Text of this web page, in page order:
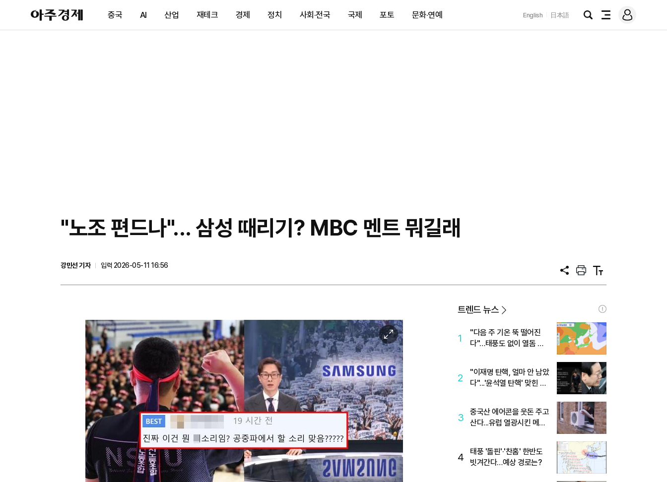
아
주
제
중국 AI 산업 재테크 경제 정치 사회·전국 국제 포토 문화·연예 English 日本語
검
전
메
그
"노조 편드나"... 삼성 때리기? MBC 멘트 뭐길래
강민선 기자
입력 2026-05-11 16:56
공
프
트
텍
트
이
미
지
확
대
트렌드 뉴스
1
"다음 주 기온 뚝 떨어진
다"…태풍도 없이 열돔 박
2
"이재명 탄핵, 얼마 안 남았
다"...'윤석열 탄핵' 맞힌 무
3
중국산 에어콘을 웃돈 주고
산다...유럽 열광시킨 메이
4
태풍 '돌핀'·'찬홈' 한반도
빗겨간다…예상 경로는?